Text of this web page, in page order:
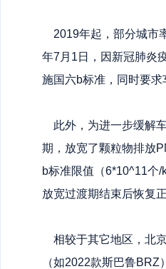
2019年起，部分城市
年7月1日，因新冠肺炎
施国六b标准，同时要
此外，为进一步缓解
期，放宽了颗粒物排放
b标准限值（6*10^11个
放宽过渡期结束后恢复
相较于其它地区，北
（如2022款斯巴鲁